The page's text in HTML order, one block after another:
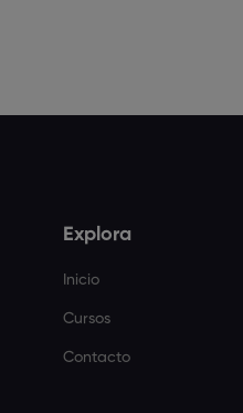
Explora
Inicio
Cursos
Contacto